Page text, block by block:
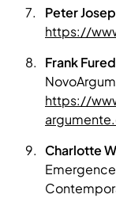
Peter
https://
Frank
https://
Charlotte